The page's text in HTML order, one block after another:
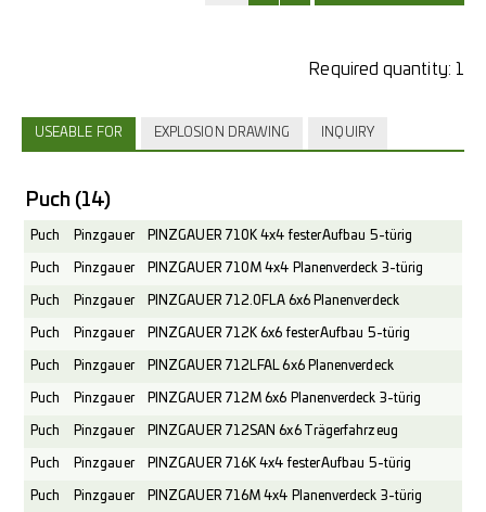
Required quantity: 1
USEABLE FOR EXPLOSION DRAWING INQUIRY
Puch (14)
Puch Pinzgauer PINZGAUER 710K 4x4 fester Aufbau 5-türig
Puch Pinzgauer PINZGAUER 710M 4x4 Planenverdeck 3-türig
Puch Pinzgauer PINZGAUER 712.0FLA 6x6 Planenverdeck
Puch Pinzgauer PINZGAUER 712K 6x6 fester Aufbau 5-türig
Puch Pinzgauer PINZGAUER 712LFAL 6x6 Planenverdeck
Puch Pinzgauer PINZGAUER 712M 6x6 Planenverdeck 3-türig
Puch Pinzgauer PINZGAUER 712SAN 6x6 Trägerfahrzeug
Puch Pinzgauer PINZGAUER 716K 4x4 fester Aufbau 5-türig
Puch Pinzgauer PINZGAUER 716M 4x4 Planenverdeck 3-türig